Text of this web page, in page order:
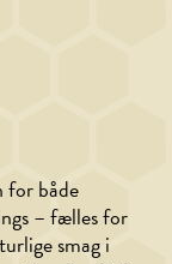
for både
– fælles for
smag i